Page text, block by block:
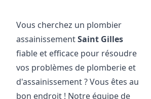
Vous cherchez un plombier
assainissementSaint Gilles
fiable et efficace pour résoudre
vos problèmes de plomberie et
d'assainissement ? Vous êtes au
bon endroit ! Notre équipe de